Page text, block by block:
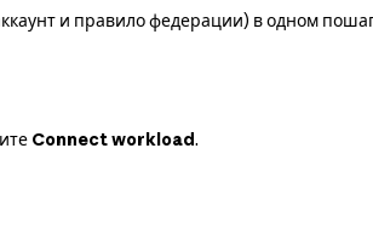
и правило федерации) в одном
Connect workload.